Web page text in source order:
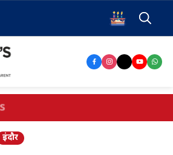
इंदौर